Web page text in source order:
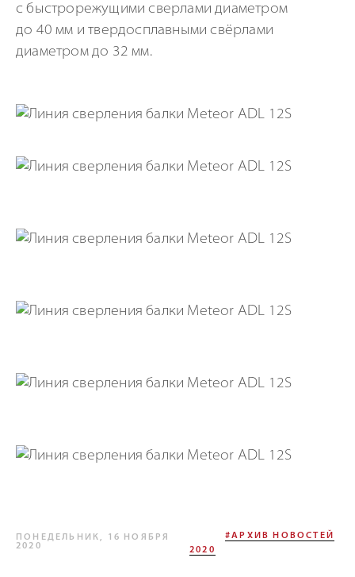
с быстрорежущими сверлами диаметром
до 40 мм и твердосплавными свёрлами
диаметром до 32 мм.
ПОНЕДЕЛЬНИК, 16 НОЯБРЯ
2020
#АРХИВ НОВОСТЕЙ
2020